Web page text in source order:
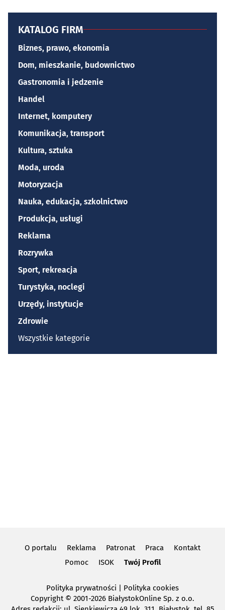
KATALOG FIRM
Biznes, prawo, ekonomia
Dom, mieszkanie, budownictwo
Gastronomia i jedzenie
Handel
Internet, komputery
Komunikacja, transport
Kultura, sztuka
Moda, uroda
Motoryzacja
Nauka, edukacja, szkolnictwo
Produkcja, usługi
Reklama
Rozrywka
Sport, rekreacja
Turystyka, noclegi
Urzędy, instytucje
Zdrowie
Wszystkie kategorie
O portalu Reklama Patronat Praca
Kontakt
Pomoc
ISOK Twój Profil
Polityka prywatności | Polityka cookies
Copyright © 2001-2026 BiałystokOnline Sp. z o.o.